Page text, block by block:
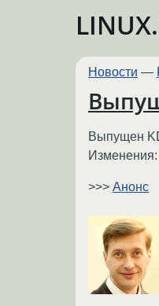
Новости —
Выпущен
Изменения:
>>> Анонс